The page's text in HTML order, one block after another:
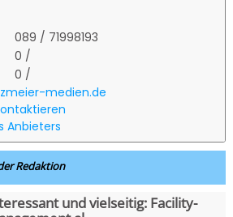
089 / 71998193
0 /
0 /
medien.de
Anbieters
Redaktion
und vielseitig: Facility-